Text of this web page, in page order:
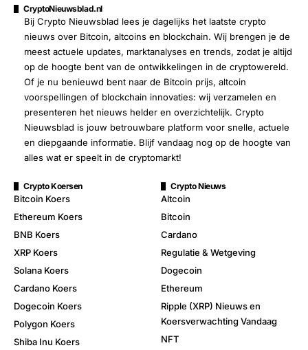
CryptoNieuwsblad.nl
Bij Crypto Nieuwsblad lees je dagelijks het laatste crypto
nieuws over Bitcoin, altcoins en blockchain. Wij brengen je de
meest actuele updates, marktanalyses en trends, zodat je altijd
op de hoogte bent van de ontwikkelingen in de cryptowereld.
Of je nu benieuwd bent naar de Bitcoin prijs, altcoin
voorspellingen of blockchain innovaties: wij verzamelen en
presenteren het nieuws helder en overzichtelijk. Crypto
Nieuwsblad is jouw betrouwbare platform voor snelle, actuele
en diepgaande informatie. Blijf vandaag nog op de hoogte van
alles wat er speelt in de cryptomarkt!
Crypto Koersen
Bitcoin Koers
Ethereum Koers
BNB Koers
XRP Koers
Solana Koers
Cardano Koers
Dogecoin Koers
Polygon Koers
Shiba Inu Koers
Crypto Nieuws
Altcoin
Bitcoin
Cardano
Regulatie & Wetgeving
Dogecoin
Ethereum
Ripple (XRP) Nieuws en
Koersverwachting Vandaag
NFT